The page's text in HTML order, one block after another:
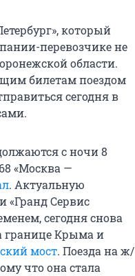
который
перевозчике не
области.
билетам поездом
сегодня в
с ночи 8
«Москва —
. Актуальную
«Гранд Сервис
сегодня снова
границе Крыма и
мост. Поезда на ж/
что она стала